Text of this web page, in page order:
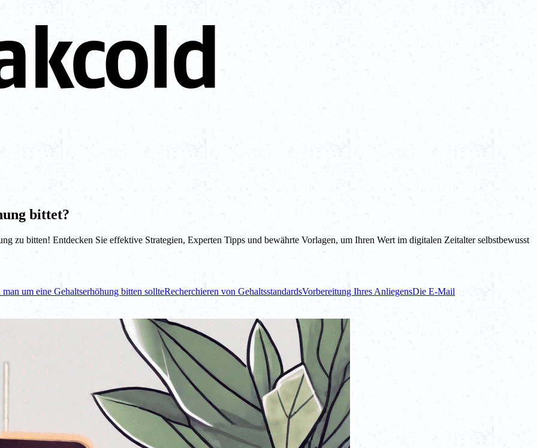
bittet?
zu bitten! Entdecken Sie effektive Strategien, Experten Tipps und bewährte Vorlagen, um Ihren Wert im digitalen Zeitalter selbstbewusst
man um eine Gehaltserhöhung bitten sollteRecherchieren von GehaltsstandardsVorbereitung Ihres AnliegensDie E-Mail